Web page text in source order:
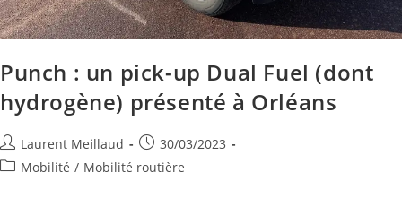
Punch : un pick-up Dual Fuel (dont
hydrogène) présenté à Orléans
Laurent Meillaud
30/03/2023
Mobilité / Mobilité routière